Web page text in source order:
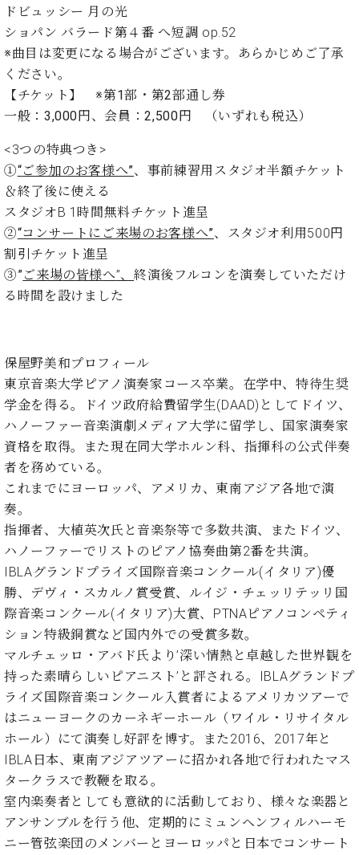
ラ
イ
ト
ピ
C.
ベ
ヒ
シ
ュ
タ
イ
ン
ア
ー
W.
ホ
フ
ン
プ
フ
ェ
ッ
ョ
ナ
ル
W.
ホ
フ
マ
ン
ト
ラ
デ
ィ
シ
ア
ノ
の
コ
ン
ェ
ル
ジ
ュ
ア
ク
セ
ス
トラ
ご案
内
(PDF)
お
問
い
合
わ
本
社
：
八
子
・
技
営
業
セ
ン
タ
ー
ス
タ
ドビュッシー 月の光
ショパン バラード第４番 へ短調 op.52
※曲目は変更になる場合がございます。あらかじめご了承
ください。
【チケット】 ※第1部・第2部通し券
一般： 3,000円、会員：2,500円 （いずれも税込）
<3つの特典つき>
①“ご参加のお客様へ”、事前練習用スタジオ半額チケット
＆終了後に使える
スタジオB 1時間無料チケット進呈
②“コンサートにご来場のお客様へ”、スタジオ利用500円
割引チケット進呈
③”ご来場の皆様へ”、終演後 フルコンを演奏 していただけ
る時間を設けました
保屋野美和プロフィール
東京音楽大学ピアノ演奏家コース卒業。在学中、特待生奨
学金を得る。ドイツ政府給費留学生(DAAD)としてドイツ、
ハノーファー音楽演劇メディア大学に留学し、国家演奏家
資格を取得。また現在同大学ホルン科、指揮科の公式伴奏
者を務めている。
これまでにヨーロッパ、アメリカ、東南アジア各地で演
奏。
指揮者、大植英次氏と音楽祭等で多数共演、またドイツ、
ハノーファーでリストのピアノ協奏曲第2番を共演。
IBLAグランドプライズ国際音楽コンクール(イタリア)優
勝、デヴィ・スカルノ賞受賞、ルイジ・チェッリテッリ国
際音楽コンクール(イタリア)大賞、PTNAピアノコンペティ
ション特級銅賞など国内外での受賞多数。
マルチェッロ・アバド氏より’深い情熱と卓越した世界観を
持った素晴らしいピアニスト’と評される。IBLAグランドプ
ライズ国際音楽コンクール入賞者によるアメリカツアーで
はニューヨークのカーネギーホール（ワイル・リサイタル
ホール）にて演奏し好評を博す。また2016、2017年と
IBLA日本、東南アジアツアーに招かれ各地で行われたマス
タークラスで教鞭を取る。
室内楽奏者としても意欲的に活動しており、様々な楽器と
アンサンブルを行う他、定期的にミュンヘンフィルハーモ
ニー管弦楽団のメンバーとヨーロッパと日本でコンサート